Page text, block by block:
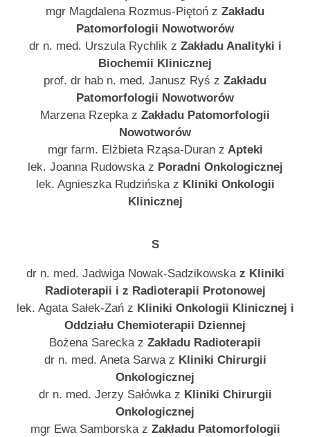
mgr Magdalena Rozmus-Piętoń z Zakładu
Patomorfologii Nowotworów
dr n. med. Urszula Rychlik z Zakładu Analityki i
Biochemii Klinicznej
prof. dr hab n. med. Janusz Ryś z Zakładu
Patomorfologii Nowotworów
Marzena Rzepka z Zakładu Patomorfologii
Nowotworów
mgr farm. Elżbieta Rząsa-Duran z Apteki
lek. Joanna Rudowska z Poradni Onkologicznej
lek. Agnieszka Rudzińska z Kliniki Onkologii
Klinicznej
S
dr n. med. Jadwiga Nowak-Sadzikowska z Kliniki
Radioterapii i z Radioterapii Protonowej
lek. Agata Sałek-Zań z Kliniki Onkologii Klinicznej i
Oddziału Chemioterapii Dziennej
Bożena Sarecka z Zakładu Radioterapii
dr n. med. Aneta Sarwa z Kliniki Chirurgii
Onkologicznej
dr n. med. Jerzy Sałówka z Kliniki Chirurgii
Onkologicznej
mgr Ewa Samborska z Zakładu Patomorfologii